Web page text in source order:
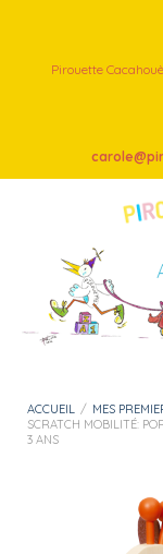
Pirouette
ACCUEIL / MES
SCRATCH MOBILITÉ:
3 ANS